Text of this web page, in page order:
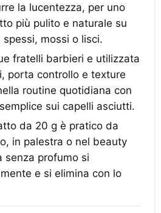
la lucentezza, per uno
più pulito e naturale su
mossi o lisci.
fratelli barbieri e utilizzata
porta controllo e texture
routine quotidiana con
sui capelli asciutti.
da 20 g è pratico da
in palestra o nel beauty
senza profumo si
e si elimina con lo